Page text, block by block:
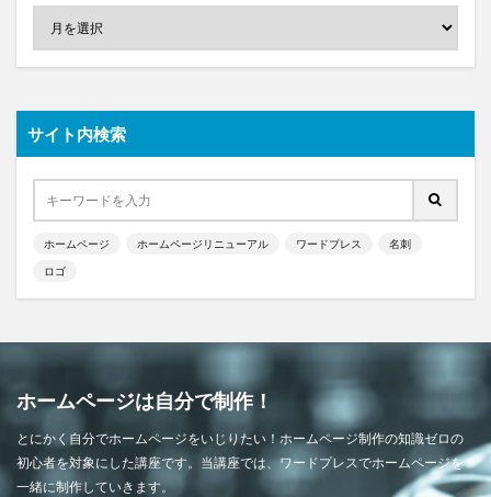
サイト内検索
ホームページ ホームページリニューアル ワードプレス 名刺
ロゴ
ホームページは自分で制作！
とにかく自分でホームページをいじりたい！ホームページ制作の知識ゼロの
初心者を対象にした講座です。当講座では、ワードプレスでホームページを
一緒に制作していきます。